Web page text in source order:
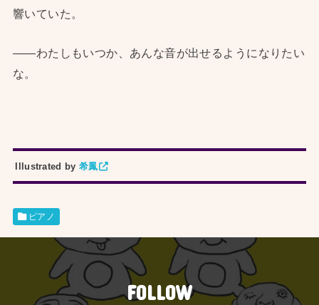
響いていた。
——わたしもいつか、あんな音が出せるようになりたい
な。
Illustrated by 希鳳
ピアノ
FOLLOW